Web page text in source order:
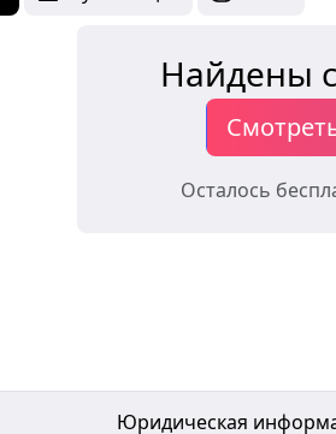
Найдены
Осталось
Юридическая